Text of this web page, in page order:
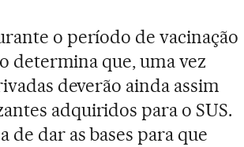
o período de vacinação
determina que, uma vez
deverão ainda assim
adquiridos para o SUS.
dar as bases para que